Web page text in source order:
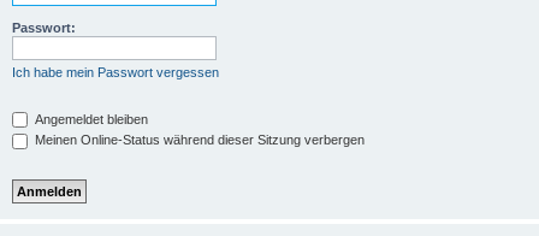
Passwort:
Ich habe mein Passwort vergessen
Angemeldet bleiben
Meinen Online-Status während dieser Sitzung verbergen